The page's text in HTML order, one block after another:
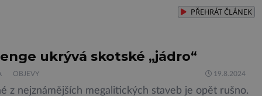
ve skříni. Hubertuse Strugholda. Proslavil se coby
medicíny“, jelikož stál za vývojem palubního
PŘEHRÁTČLÁNEK
ukrývá skotské „jádro“
OBJEVY 19.8.2024
z nejznámějších megalitických staveb je opět rušno.